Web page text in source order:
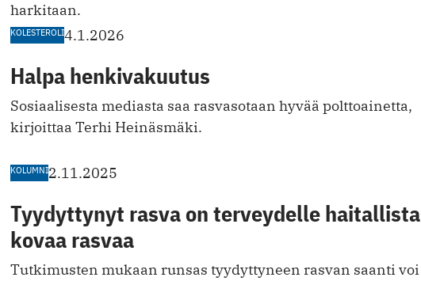
harkitaan.
KOLESTEROLI4.1.2026
Halpa henkivakuutus
Sosiaalisesta mediasta saa rasvasotaan hyvää polttoainetta,
kirjoittaa Terhi Heinäsmäki.
KOLUMNI2.11.2025
Tyydyttynyt rasva on terveydelle haitallista
kovaa rasvaa
Tutkimusten mukaan runsas tyydyttyneen rasvan saanti voi